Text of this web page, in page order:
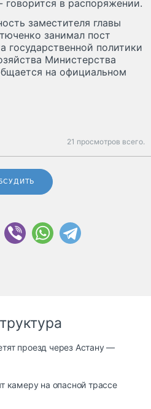
говорится в распоряжении.
заместителя главы
занимал пост
государственной политики
Министерства
на официальном
21 просмотров всего.
проезд через Астану —
камеру на опасной трассе